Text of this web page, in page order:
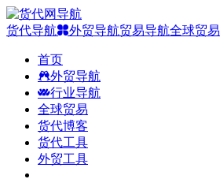
货代导航 外贸导航贸易导航全球贸易
首页
外贸导航
行业导航
全球贸易
货代博客
货代工具
外贸工具